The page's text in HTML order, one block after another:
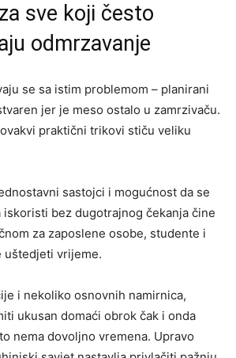
sve koji često
odmrzavanje
se sa istim problemom – planirani
jer je meso ostalo u zamrzivaču.
praktični trikovi stiču veliku
sastojci i mogućnost da se
iskoristi bez dugotrajnog čekanja čine
za zaposlene osobe, studente i
uštedjeti vrijeme.
i nekoliko osnovnih namirnica,
ukusan domaći obrok čak i onda
nema dovoljno vremena. Upravo